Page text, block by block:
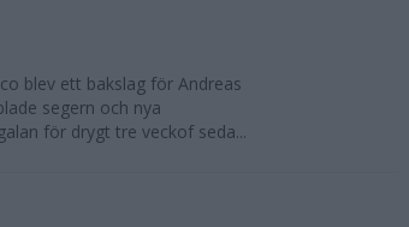
blev ett bakslag för Andreas
segern och nya
för drygt tre veckof seda...